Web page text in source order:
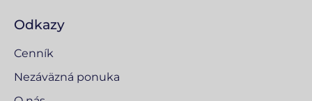
Odkazy
Cenník
Nezáväzná ponuka